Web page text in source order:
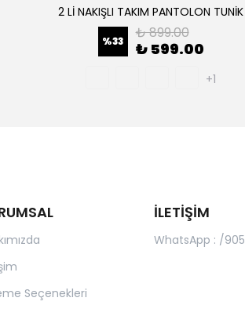
2 Lİ NAKIŞLI TAKIM PANTOLON TUNİK
%33 ₺ 899.00
₺ 599.00
+1
Seçenekleri
İLETİŞİM
WhatsApp : /